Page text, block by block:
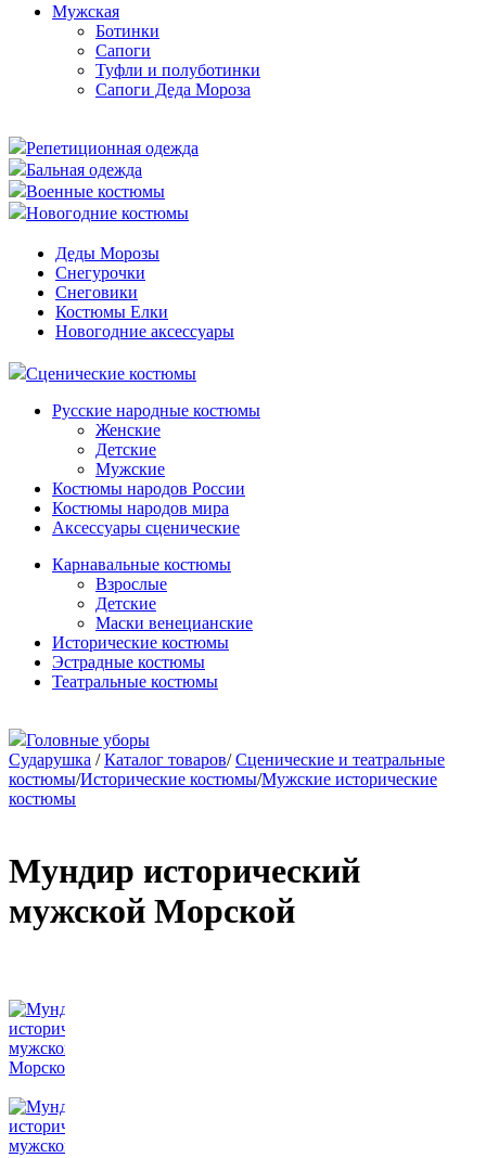
Мужская
Ботинки
Сапоги
Туфли и полуботинки
Сапоги Деда Мороза
Репетиционная одежда
Бальная одежда
Военные костюмы
Новогодние костюмы
Деды Морозы
Снегурочки
Снеговики
Костюмы Елки
Новогодние аксессуары
Сценические костюмы
Русские народные костюмы
Женские
Детские
Мужские
Костюмы народов России
Костюмы народов мира
Аксессуары сценические
Карнавальные костюмы
Взрослые
Детские
Маски венецианские
Исторические костюмы
Эстрадные костюмы
Театральные костюмы
Головные уборы
Сударушка / Каталог товаров/ Сценические и театральные
костюмы/Исторические костюмы/Мужские исторические
костюмы
Мундир исторический
мужской Морской